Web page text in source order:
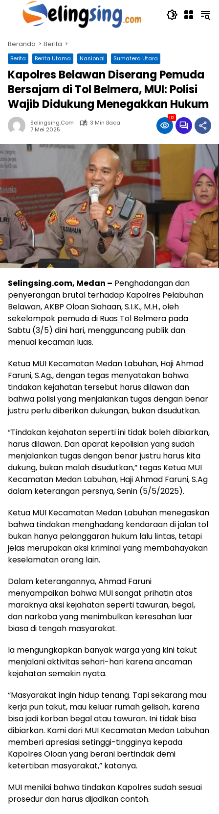
Langsung
Beranda Berita
Berita Berita Utama Nasional Sumatera Utara
Kapolres Belawan Diserang Pemuda
Bersajam di Tol Belmera, MUI: Polisi
Wajib Didukung Menegakkan Hukum
Selingsing.com
3 Min Baca
7 Mei 2025
112
Selingsing.com, Medan – Penghadangan dan
penyerangan brutal terhadap Kapolres Pelabuhan
Belawan, AKBP Oloan Siahaan, S.I.K., M.H., oleh
sekelompok pemuda di Ruas Tol Belmera pada
Sabtu (3/5) dini hari, mengguncang publik dan
menuai kecaman luas.
Ketua MUI Kecamatan Medan Labuhan, Haji Ahmad
Faruni, S.Ag., dengan tegas menyatakan bahwa
tindakan kejahatan tersebut harus dilawan dan
bahwa polisi yang menjalankan tugas dengan benar
justru perlu diberikan dukungan, bukan disudutkan.
“Tindakan kejahatan seperti ini tidak boleh dibiarkan,
harus dilawan. Dan aparat kepolisian yang sudah
menjalankan tugas dengan benar justru harus kita
dukung, bukan malah disudutkan,” tegas Ketua MUI
Kecamatan Medan Labuhan, Haji Ahmad Faruni, S.Ag
dalam keterangan persnya, Senin (5/5/2025).
Ketua MUI Kecamatan Medan Labuhan menegaskan
bahwa tindakan menghadang kendaraan di jalan tol
bukan hanya pelanggaran hukum lalu lintas, tetapi
jelas merupakan aksi kriminal yang membahayakan
keselamatan orang lain.
Dalam keterangannya, Ahmad Faruni
menyampaikan bahwa MUI sangat prihatin atas
maraknya aksi kejahatan seperti tawuran, begal,
dan narkoba yang menimbulkan keresahan luar
biasa di tengah masyarakat.
Ia mengungkapkan banyak warga yang kini takut
menjalani aktivitas sehari-hari karena ancaman
kejahatan semakin nyata.
“Masyarakat ingin hidup tenang. Tapi sekarang mau
kerja pun takut, mau keluar rumah gelisah, karena
bisa jadi korban begal atau tawuran. Ini tidak bisa
dibiarkan. Kami dari MUI Kecamatan Medan Labuhan
memberi apresiasi setinggi-tingginya kepada
Kapolres Oloan yang berani bertindak demi
ketertiban masyarakat,” katanya.
MUI menilai bahwa tindakan Kapolres sudah sesuai
prosedur dan harus dijadikan contoh.